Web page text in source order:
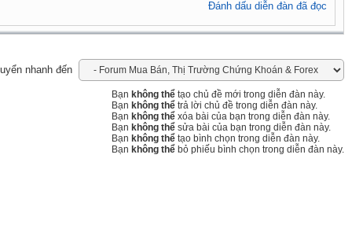
Đánh dấu diễn đàn đã đọc
nhanh đến
Bạn không thể tạo chủ đề mới trong diễn đàn này.
Bạn không thể trả lời chủ đề trong diễn đàn này.
Bạn không thể xóa bài của bạn trong diễn đàn này.
Bạn không thể sửa bài của bạn trong diễn đàn này.
Bạn không thể tạo bình chọn trong diễn đàn này.
Bạn không thể bỏ phiếu bình chọn trong diễn đàn này.